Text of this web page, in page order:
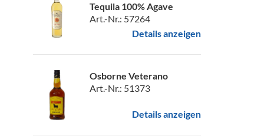
Tequila 100% Agave
Art.-Nr.: 57264
Details anzeigen
Osborne Veterano
Art.-Nr.: 51373
Details anzeigen